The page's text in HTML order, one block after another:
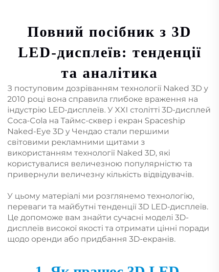
Повний посібник з 3D
LED-дисплеїв: тенденції
та аналітика
З поступовим дозріванням технології Naked 3D у
2010 році вона справила глибоке враження на
індустрію LED-дисплеїв. У XXI столітті 3D-дисплей
Coca-Cola на Таймс-сквер і екран Spaceship
Naked-Eye 3D у Чендао стали першими
світовими рекламними щитами з
використанням технології Naked 3D, які
користувалися величезною популярністю та
привернули величезну кількість відвідувачів.
У цьому матеріалі ми розглянемо технологію,
переваги та майбутні тенденції 3D LED-дисплеїв.
Це допоможе вам знайти сучасні моделі 3D-
дисплеїв високої якості та отримати цінні поради
щодо оренди або придбання 3D-екранів.